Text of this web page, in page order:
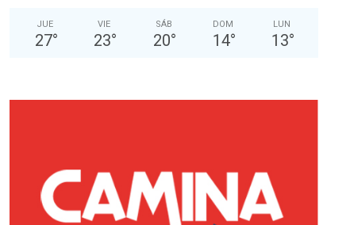
JUE
27°
VIE
23°
SÁB
20°
DOM
14°
LUN
13°